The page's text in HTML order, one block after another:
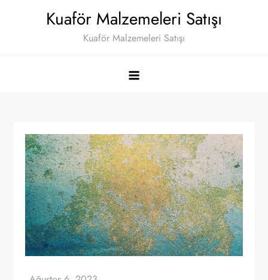
Kuaför Malzemeleri Satışı
Kuaför Malzemeleri Satışı